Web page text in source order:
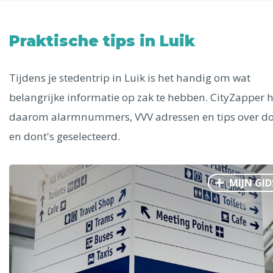
Phoenix
Dresden
Praktische tips in Luik
Tijdens je stedentrip in Luik is het handig om wat
belangrijke informatie op zak te hebben. CityZapper
daarom alarmnummers, VVV adressen en tips over
en dont's geselecteerd.
MIJN